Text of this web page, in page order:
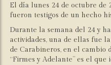
El día lunes 24 de octubre de
fueron testigos de un hecho
Durante la semana del 24 y
actividades, una de ellas fue
de Carabineros, en el cambio
“Firmes y Adelante” es el